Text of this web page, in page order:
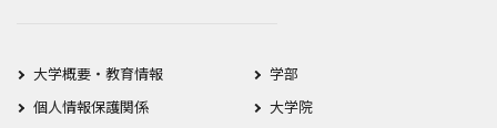
大学概要・教育情報
個人情報保護関係
学部
大学院